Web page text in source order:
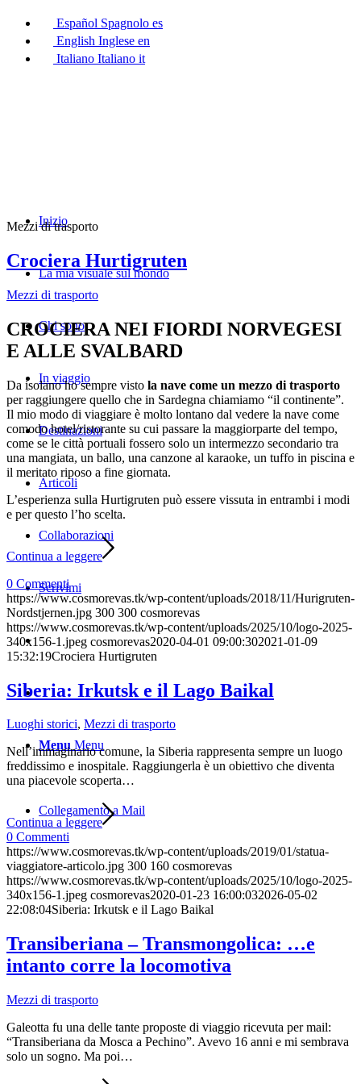
Español Spagnolo es
English Inglese en
Italiano Italiano it
Inizio
La mia visuale sul mondo
Chi sono
In viaggio
Destinazioni
Articoli
Collaborazioni
Scrivimi
Menu Menu
Collegamento a Mail
Mezzi di trasporto
Crociera Hurtigruten
Mezzi di trasporto
CROCIERA NEI FIORDI NORVEGESI
E ALLE SVALBARD
Da isolano ho sempre visto la nave come un mezzo di trasporto
per raggiungere quello che in Sardegna chiamiamo “il continente”.
Il mio modo di viaggiare è molto lontano dal vedere la nave come
comodo hotel/ristorante su cui passare la maggiorparte del tempo,
come se le città portuali fossero solo un intermezzo secondario tra
una mangiata, un ballo, una canzone al karaoke, un tuffo in piscina e
il meritato riposo a fine giornata.
L’esperienza sulla Hurtigruten può essere vissuta in entrambi i modi
e per questo l’ho scelta.
Continua a leggere
0 Commenti
https://www.cosmorevas.tk/wp-content/uploads/2018/11/Hurigruten-
Nordstjernen.jpg 300 300 cosmorevas
https://www.cosmorevas.tk/wp-content/uploads/2025/10/logo-2025-
340x156-1.jpeg cosmorevas2020-04-01 09:00:302021-01-09
15:32:19Crociera Hurtigruten
Siberia: Irkutsk e il Lago Baikal
Luoghi storici, Mezzi di trasporto
Nell’immaginario comune, la Siberia rappresenta sempre un luogo
freddissimo e inospitale. Raggiungerla è un obiettivo che diventa
una piacevole scoperta…
Continua a leggere
0 Commenti
https://www.cosmorevas.tk/wp-content/uploads/2019/01/statua-
viaggiatore-articolo.jpg 300 160 cosmorevas
https://www.cosmorevas.tk/wp-content/uploads/2025/10/logo-2025-
340x156-1.jpeg cosmorevas2020-01-23 16:00:032026-05-02
22:08:04Siberia: Irkutsk e il Lago Baikal
Transiberiana – Transmongolica: …e
intanto corre la locomotiva
Mezzi di trasporto
Galeotta fu una delle tante proposte di viaggio ricevuta per mail:
“Transiberiana da Mosca a Pechino”. Avevo 16 anni e mi sembrava
solo un sogno. Ma poi…